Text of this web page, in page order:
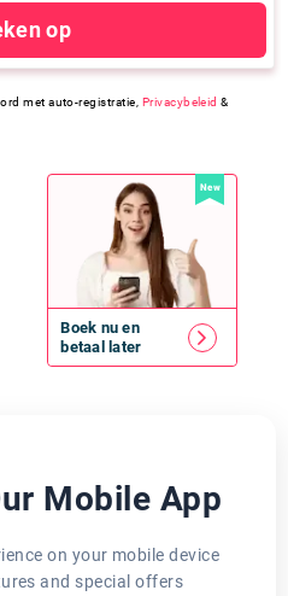
op
met auto-registratie, Privacybeleid &
New
Boek nu en
betaal later
Mobile App
on your mobile device
and special offers